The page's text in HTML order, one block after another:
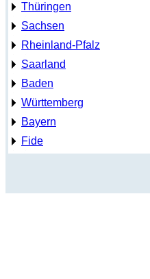
Thüringen
Sachsen
Rheinland-Pfalz
Saarland
Baden
Württemberg
Bayern
Fide